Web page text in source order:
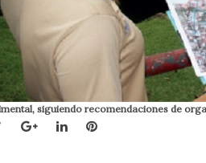
siguiendo recomendaciones de
TwitterGoogle+LinkedInPinterest